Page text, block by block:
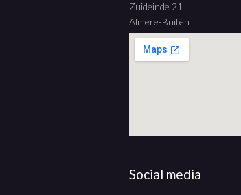
Zuideinde 21
Almere-Buiten
Social media